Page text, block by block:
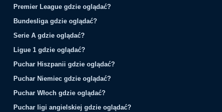
Premier League gdzie oglądać?
Bundesliga gdzie oglądać?
Serie A gdzie oglądać?
Ligue 1 gdzie oglądać?
Puchar Hiszpanii gdzie oglądać?
Puchar Niemiec gdzie oglądać?
Puchar Włoch gdzie oglądać?
Puchar ligi angielskiej gdzie oglądać?